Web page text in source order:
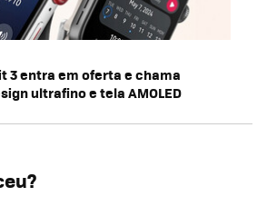
3 entra em oferta e chama
ultrafino e tela AMOLED